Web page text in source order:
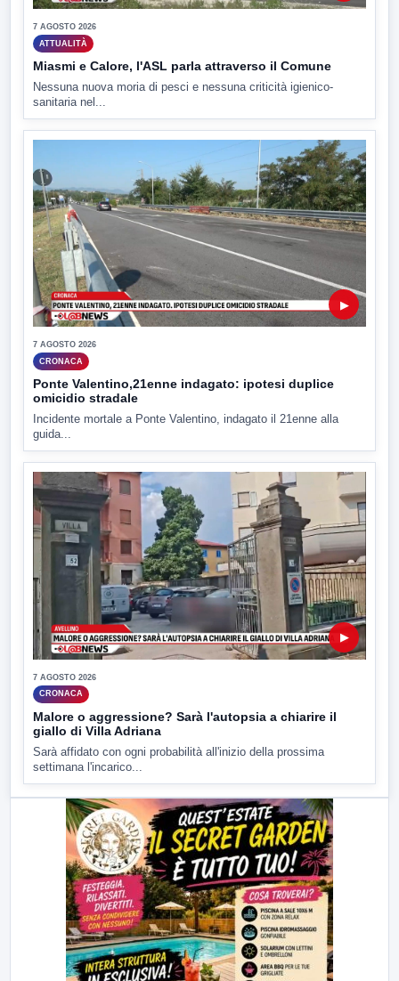
7 AGOSTO 2026
ATTUALITÀ
Miasmi e Calore, l'ASL parla attraverso il Comune
Nessuna nuova moria di pesci e nessuna criticità igienico-
sanitaria nel...
▶
7 AGOSTO 2026
CRONACA
Ponte Valentino,21enne indagato: ipotesi duplice
omicidio stradale
Incidente mortale a Ponte Valentino, indagato il 21enne alla
guida...
▶
7 AGOSTO 2026
CRONACA
Malore o aggressione? Sarà l'autopsia a chiarire il
giallo di Villa Adriana
Sarà affidato con ogni probabilità all'inizio della prossima
settimana l'incarico...